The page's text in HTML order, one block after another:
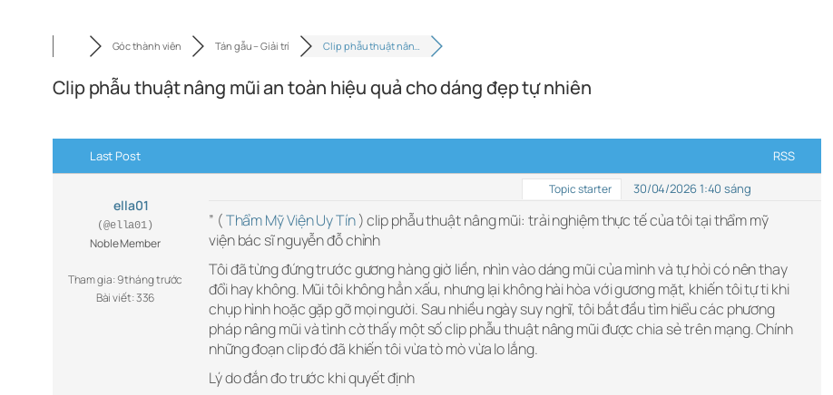
Góc thành viên Tán gẫu – Giải trí Clip phẫu thuật nân…
Clip phẫu thuật nâng mũi an toàn hiệu quả cho dáng đẹp tự nhiên
Last Post RSS
ella01
(@ella01)
Noble Member
Tham gia: 9 tháng trước
Bài viết: 336
Topic starter 30/04/2026 1:40 sáng
” (Thẩm Mỹ Viện Uy Tín) clip phẫu thuật nâng mũi: trải nghiệm thực tế của tôi tại thẩm mỹ
viện bác sĩ nguyễn đỗ chỉnh
Tôi đã từng đứng trước gương hàng giờ liền, nhìn vào dáng mũi của mình và tự hỏi có nên thay
đổi hay không. Mũi tôi không hẳn xấu, nhưng lại không hài hòa với gương mặt, khiến tôi tự ti khi
chụp hình hoặc gặp gỡ mọi người. Sau nhiều ngày suy nghĩ, tôi bắt đầu tìm hiểu các phương
pháp nâng mũi và tình cờ thấy một số clip phẫu thuật nâng mũi được chia sẻ trên mạng. Chính
những đoạn clip đó đã khiến tôi vừa tò mò vừa lo lắng.
Lý do đắn đo trước khi quyết định